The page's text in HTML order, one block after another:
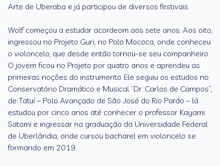
Arte de Uberaba e já participou de diversos festivais.
Wolf começou a estudar acordeom aos sete anos. Aos oito,
ingressou no Projeto Guri, no Polo Mococa, onde conheceu
o violoncelo, que desde então tornou-se seu companheiro.
O jovem ficou no Projeto por quatro anos e aprendeu as
primeiras noções do instrumento. Ele seguiu os estudos no
Conservatório Dramático e Musical “Dr. Carlos de Campos”,
de Tatuí – Polo Avançado de São José do Rio Pardo – lá
estudou por cinco anos até conhecer o professor Kayami
Satomi e ingressar na graduação da Universidade Federal
de Uberlândia, onde cursou bacharel em violoncelo se
formando em 2019.